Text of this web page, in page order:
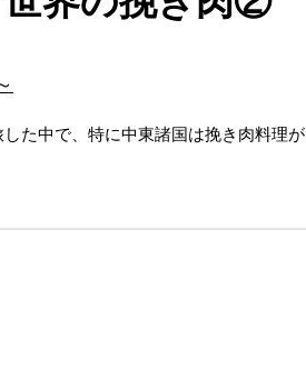
た中で、特に中東諸国は挽き肉料理が